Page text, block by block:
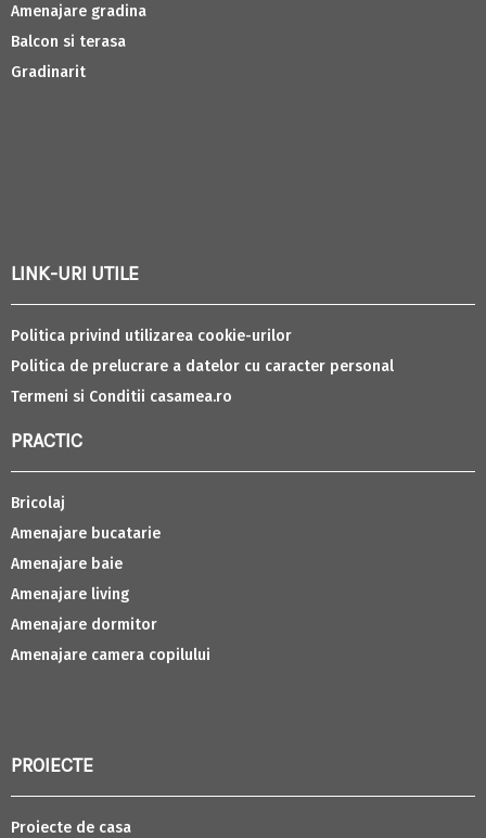
Amenajare gradina
Balcon si terasa
Gradinarit
LINK-URI UTILE
Politica privind utilizarea cookie-urilor
Politica de prelucrare a datelor cu caracter personal
Termeni si Conditii casamea.ro
PRACTIC
Bricolaj
Amenajare bucatarie
Amenajare baie
Amenajare living
Amenajare dormitor
Amenajare camera copilului
PROIECTE
Proiecte de casa